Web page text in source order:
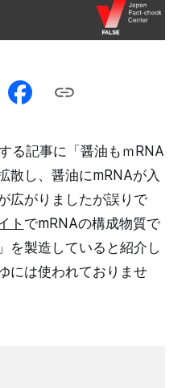
る記事に「醤油もｍRNA
散し、醤油にmRNAが入
広がりましたが誤りで
ト でmRNAの構成物質で
を製造していると紹介し
には使われておりませ